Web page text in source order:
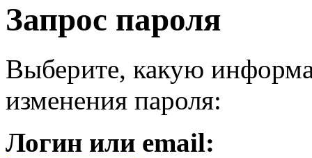
Запрос пароля
Выберите, какую
изменения пароля:
Логин или email: